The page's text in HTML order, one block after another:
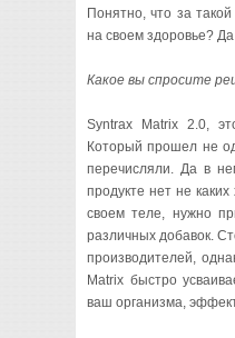
Понятно, что за
на своем здоровье?
Какое вы спросите
Syntrax Matrix 2.0,
Который прошел не
перечисляли. Да в
продукте нет не
своем теле, нужно
различных добавок.
производителей,
Matrix быстро
ваш организма,